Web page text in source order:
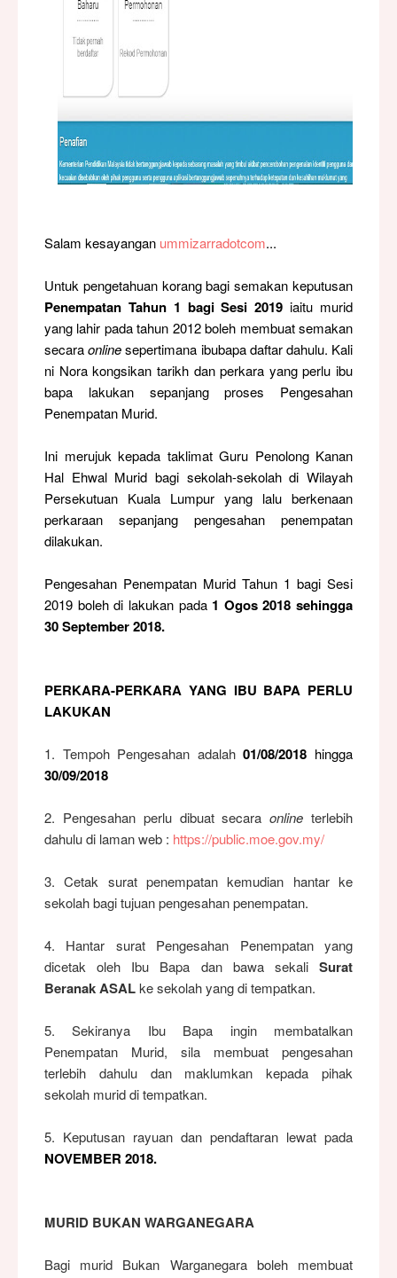
Salam kesayangan ummizarradotcom...
Untuk pengetahuan korang bagi semakan keputusan
Penempatan Tahun 1 bagi Sesi 2019 iaitu murid
yang lahir pada tahun 2012 boleh membuat semakan
secaraonlinesepertimana ibubapa daftar dahulu. Kali
ni Nora kongsikan tarikh dan perkara yang perlu ibu
bapa lakukan sepanjang proses Pengesahan
Penempatan Murid.
Ini merujuk kepada taklimat Guru Penolong Kanan
Hal Ehwal Murid bagi sekolah-sekolah di Wilayah
Persekutuan Kuala Lumpur yang lalu berkenaan
perkaraan sepanjang pengesahan penempatan
dilakukan.
Pengesahan Penempatan Murid Tahun 1 bagi Sesi
2019 boleh di lakukan pada 1 Ogos 2018 sehingga
30 September 2018.
PERKARA-PERKARA YANG IBU BAPA PERLU
LAKUKAN
1. Tempoh Pengesahan adalah01/08/2018 hingga
30/09/2018
2. Pengesahan perlu dibuat secaraonlineterlebih
dahulu di laman web : https://public.moe.gov.my/
3. Cetak surat penempatan kemudian hantar ke
sekolah bagi tujuan pengesahan penempatan.
4. Hantar surat Pengesahan Penempatan yang
dicetak oleh Ibu Bapa dan bawa sekali Surat
Beranak ASALke sekolah yang di tempatkan.
5. Sekiranya Ibu Bapa ingin membatalkan
Penempatan Murid, sila membuat pengesahan
terlebih dahulu dan maklumkan kepada pihak
sekolah murid di tempatkan.
5. Keputusan rayuan dan pendaftaran lewat pada
NOVEMBER 2018.
MURID BUKAN WARGANEGARA
Bagi murid Bukan Warganegara boleh membuat